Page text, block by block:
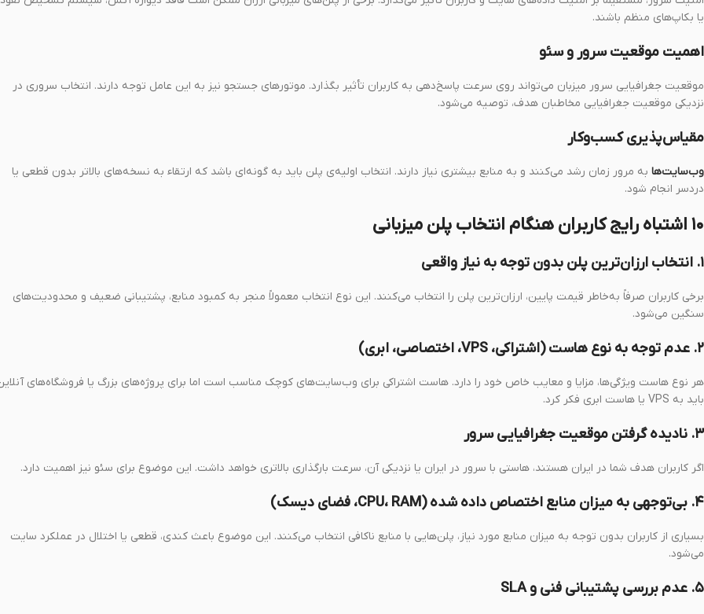
یا بکاپ‌های منظم باشند.
اهمیت موقعیت سرور و سئو
موقعیت جغرافیایی سرور میزبان می‌تواند روی سرعت پاسخ‌دهی به کاربران تأثیر بگذارد. موتورهای جستجو نیز به این عامل توجه دارند. انتخاب سروری در
نزدیکی موقعیت جغرافیایی مخاطبان هدف، توصیه می‌شود.
مقیاس‌پذیری کسب‌وکار
وب‌سایت‌ها به مرور زمان رشد می‌کنند و به منابع بیشتری نیاز دارند. انتخاب اولیه‌ی پلن باید به گونه‌ای باشد که ارتقاء به نسخه‌های بالاتر بدون قطعی یا
دردسر انجام شود.
۱۰ اشتباه رایج کاربران هنگام انتخاب پلن میزبانی
۱. انتخاب ارزان‌ترین پلن بدون توجه به نیاز واقعی
برخی کاربران صرفاً به‌خاطر قیمت پایین، ارزان‌ترین پلن را انتخاب می‌کنند. این نوع انتخاب معمولاً منجر به کمبود منابع، پشتیبانی ضعیف و محدودیت‌های
سنگین می‌شود.
۲. عدم توجه به نوع هاست (اشتراکی، VPS، اختصاصی، ابری)
هر نوع هاست ویژگی‌ها، مزایا و معایب خاص خود را دارد. هاست اشتراکی برای وب‌سایت‌های کوچک مناسب است اما برای پروژه‌های بزرگ یا فروشگاه‌های
باید به VPS یا هاست ابری فکر کرد.
۳. نادیده گرفتن موقعیت جغرافیایی سرور
اگر کاربران هدف شما در ایران هستند، هاستی با سرور در ایران یا نزدیکی آن، سرعت بارگذاری بالاتری خواهد داشت. این موضوع برای سئو نیز اهمیت دارد.
۴. بی‌توجهی به میزان منابع اختصاص داده شده (CPU، RAM، فضای دیسک)
بسیاری از کاربران بدون توجه به میزان منابع مورد نیاز، پلن‌هایی با منابع ناکافی انتخاب می‌کنند. این موضوع باعث کندی، قطعی یا اختلال در عملکرد سایت
می‌شود.
۵. عدم بررسی پشتیبانی فنی و SLA